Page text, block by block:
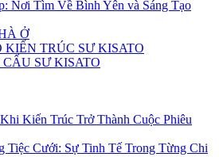
Nơi Tìm Về Bình Yên và Sáng Tạo
Ở
KIẾN TRÚC SƯ KISATO
SƯ KISATO
Kiến Trúc Trở Thành Cuộc Phiêu
Tiệc Cưới: Sự Tinh Tế Trong Từng Chi